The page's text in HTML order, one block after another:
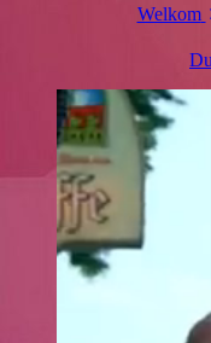
Welkom
Mel